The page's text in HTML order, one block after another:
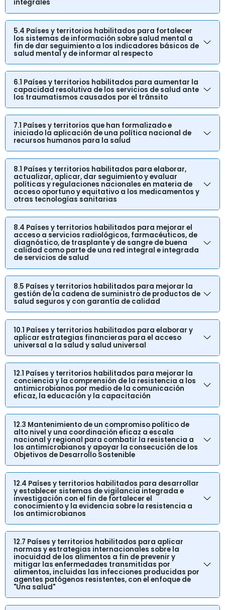
integrales
5.4 Países y territorios habilitados para fortalecer
los sistemas de información sobre salud mental a
fin de dar seguimiento a los indicadores básicos de
salud mental y de informar al respecto
6.1 Países y territorios habilitados para aumentar la
capacidad resolutiva de los servicios de salud ante
los traumatismos causados por el tránsito
7.1 Países y territorios que han formalizado e
iniciado la aplicación de una política nacional de
recursos humanos para la salud
8.1 Países y territorios habilitados para elaborar,
actualizar, aplicar, dar seguimiento y evaluar
políticas y regulaciones nacionales en materia de
acceso oportuno y equitativo a los medicamentos y
otras tecnologías sanitarias
8.4 Países y territorios habilitados para mejorar el
acceso a servicios radiológicos, farmacéuticos, de
diagnóstico, de trasplante y de sangre de buena
calidad como parte de una red integral e integrada
de servicios de salud
8.5 Países y territorios habilitados para mejorar la
gestión de la cadena de suministro de productos de
salud seguros y con garantía de calidad
10.1 Países y territorios habilitados para elaborar y
aplicar estrategias financieras para el acceso
universal a la salud y salud universal
12.1 Países y territorios habilitados para mejorar la
conciencia y la comprensión de la resistencia a los
antimicrobianos por medio de la comunicación
eficaz, la educación y la capacitación
12.3 Mantenimiento de un compromiso político de
alto nivel y una coordinación eficaz a escala
nacional y regional para combatir la resistencia a
los antimicrobianos y apoyar la consecución de los
Objetivos de Desarrollo Sostenible
12.4 Países y territorios habilitados para desarrollar
y establecer sistemas de vigilancia integrada e
investigación con el fin de fortalecer el
conocimiento y la evidencia sobre la resistencia a
los antimicrobianos
12.7 Países y territorios habilitados para aplicar
normas y estrategias internacionales sobre la
inocuidad de los alimentos a fin de prevenir y
mitigar las enfermedades transmitidas por
alimentos, incluidas las infecciones producidas por
agentes patógenos resistentes, con el enfoque de
"Una salud"